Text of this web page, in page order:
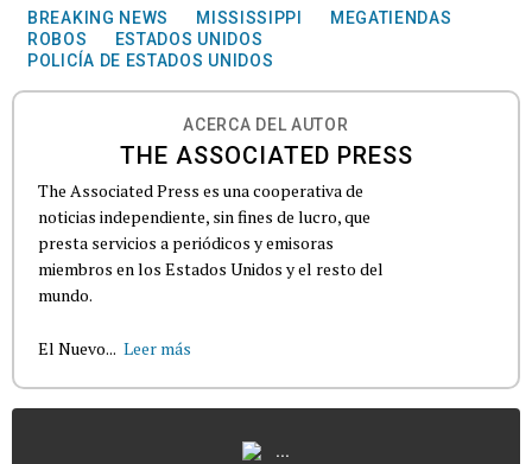
BREAKING NEWS MISSISSIPPI
MEGATIENDAS
ROBOS
ESTADOS UNIDOS
POLICÍA DE ESTADOS UNIDOS
ACERCA DEL AUTOR
THE ASSOCIATED PRESS
The Associated Press es una cooperativa de
noticias independiente, sin fines de lucro, que
presta servicios a periódicos y emisoras
miembros en los Estados Unidos y el resto del
mundo.
El Nuevo... Leer más
...